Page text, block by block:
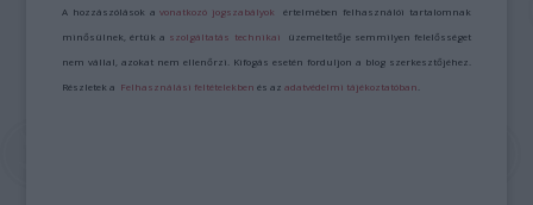
A hozzászólások avonatkozó jogszabályok értelmében felhasználói tartalomnak
minősülnek, értük a szolgáltatás technikai üzemeltetője semmilyen felelősséget
nem vállal, azokat nem ellenőrzi. Kifogás esetén forduljon a blog szerkesztőjéhez.
Részletek a Felhasználási feltételekben és azadatvédelmi tájékoztatóban